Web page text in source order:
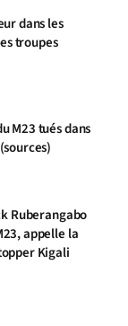
dans les
troupes
M23 tués dans
Ruberangabo
appelle la
Kigali